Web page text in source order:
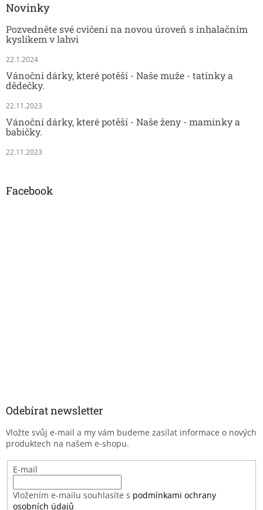
Novinky
Pozvedněte své cvičení na novou úroveň s inhalačním
kyslíkem v lahvi
22.1.2024
Vánoční dárky, které potěší - Naše muže - tatínky a
dědečky.
22.11.2023
Vánoční dárky, které potěší - Naše ženy - maminky a
babičky.
22.11.2023
Facebook
Odebírat newsletter
Vložte svůj e-mail a my vám budeme zasílat informace o nových
produktech na našem e-shopu.
E-mail
Vložením e-mailu souhlasíte s podmínkami ochrany
osobních údajů